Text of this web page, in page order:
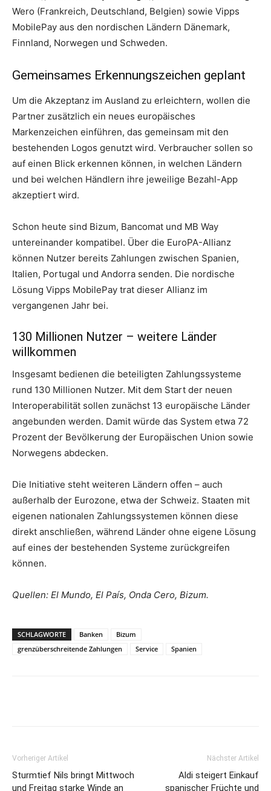
Wero (Frankreich, Deutschland, Belgien) sowie Vipps
MobilePay aus den nordischen Ländern Dänemark,
Finnland, Norwegen und Schweden.
Gemeinsames Erkennungszeichen geplant
Um die Akzeptanz im Ausland zu erleichtern, wollen die
Partner zusätzlich ein neues europäisches
Markenzeichen einführen, das gemeinsam mit den
bestehenden Logos genutzt wird. Verbraucher sollen so
auf einen Blick erkennen können, in welchen Ländern
und bei welchen Händlern ihre jeweilige Bezahl-App
akzeptiert wird.
Schon heute sind Bizum, Bancomat und MB Way
untereinander kompatibel. Über die EuroPA-Allianz
können Nutzer bereits Zahlungen zwischen Spanien,
Italien, Portugal und Andorra senden. Die nordische
Lösung Vipps MobilePay trat dieser Allianz im
vergangenen Jahr bei.
130 Millionen Nutzer – weitere Länder
willkommen
Insgesamt bedienen die beteiligten Zahlungssysteme
rund 130 Millionen Nutzer. Mit dem Start der neuen
Interoperabilität sollen zunächst 13 europäische Länder
angebunden werden. Damit würde das System etwa 72
Prozent der Bevölkerung der Europäischen Union sowie
Norwegens abdecken.
Die Initiative steht weiteren Ländern offen – auch
außerhalb der Eurozone, etwa der Schweiz. Staaten mit
eigenen nationalen Zahlungssystemen können diese
direkt anschließen, während Länder ohne eigene Lösung
auf eines der bestehenden Systeme zurückgreifen
können.
Quellen: El Mundo, El País, Onda Cero, Bizum.
SCHLAGWORTE Banken
Bizum
grenzüberschreitende Zahlungen
Service Spanien
Vorheriger Artikel
Sturmtief Nils bringt Mittwoch
und Freitag starke Winde an
Nächster Artikel
Aldi steigert Einkauf
spanischer Früchte und